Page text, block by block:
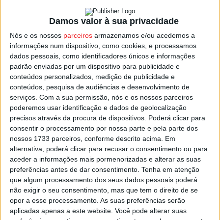
Damos valor à sua privacidade
Nós e os nossos parceiros armazenamos e/ou acedemos a
informações num dispositivo, como cookies, e processamos
dados pessoais, como identificadores únicos e informações
padrão enviadas por um dispositivo para publicidade e
conteúdos personalizados, medição de publicidade e
conteúdos, pesquisa de audiências e desenvolvimento de
serviços. Com a sua permissão, nós e os nossos parceiros
poderemos usar identificação e dados de geolocalização
precisos através da procura de dispositivos. Poderá clicar para
consentir o processamento por nossa parte e pela parte dos
nossos 1733 parceiros, conforme descrito acima. Em
alternativa, poderá clicar para recusar o consentimento ou para
aceder a informações mais pormenorizadas e alterar as suas
preferências antes de dar consentimento. Tenha em atenção
que algum processamento dos seus dados pessoais poderá
não exigir o seu consentimento, mas que tem o direito de se
opor a esse processamento. As suas preferências serão
aplicadas apenas a este website. Você pode alterar suas
8 de maio de 2022 | domingo
Até às 21h30: Grande Hotel do Luso
9 de maio de 2022 | segunda-feira
10h30: treino no Pavilhão Municipal Gimnodesportivo do
Luso
17h00: treino no Pavilhão Municipal Gimnodesportivo do
Luso
10 de maio de 2022 | terça-feira
10h30: treino no Pavilhão Municipal Gimnodesportivo do
Luso
17h00: treino no Pavilhão Municipal Gimnodesportivo do
Luso
11 de maio de 2022 | quarta-feira